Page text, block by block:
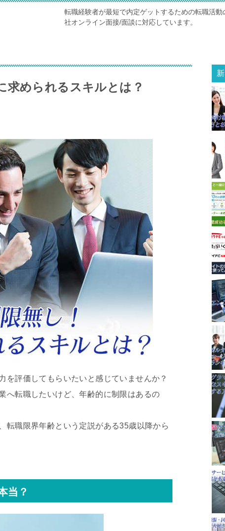
転職経験者が最短で内定ゲットするための転職活
社オンライン面接/面談に対応しています。
求められるスキルとは？
を評価してもらいたいと感じていませんか？
へ転職したいけど、年齢的に制限はあるの
転職限界年齢という定説がある35歳以降から
当？